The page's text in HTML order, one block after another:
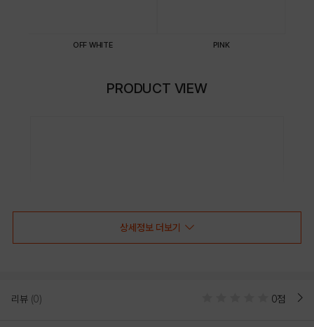
OFF WHITE PINK
PRODUCT VIEW
상세정보 더보기
리뷰 (0) 0점